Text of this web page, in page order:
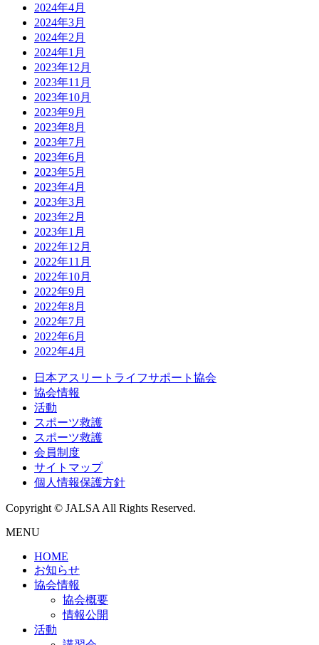
2024年4月
2024年3月
2024年2月
2024年1月
2023年12月
2023年11月
2023年10月
2023年9月
2023年8月
2023年7月
2023年6月
2023年5月
2023年4月
2023年3月
2023年2月
2023年1月
2022年12月
2022年11月
2022年10月
2022年9月
2022年8月
2022年7月
2022年6月
2022年4月
日本アスリートライフサポート協会
協会情報
活動
スポーツ救護
スポーツ救護
会員制度
サイトマップ
個人情報保護方針
Copyright © JALSA All Rights Reserved.
MENU
HOME
お知らせ
協会情報
協会概要
情報公開
活動